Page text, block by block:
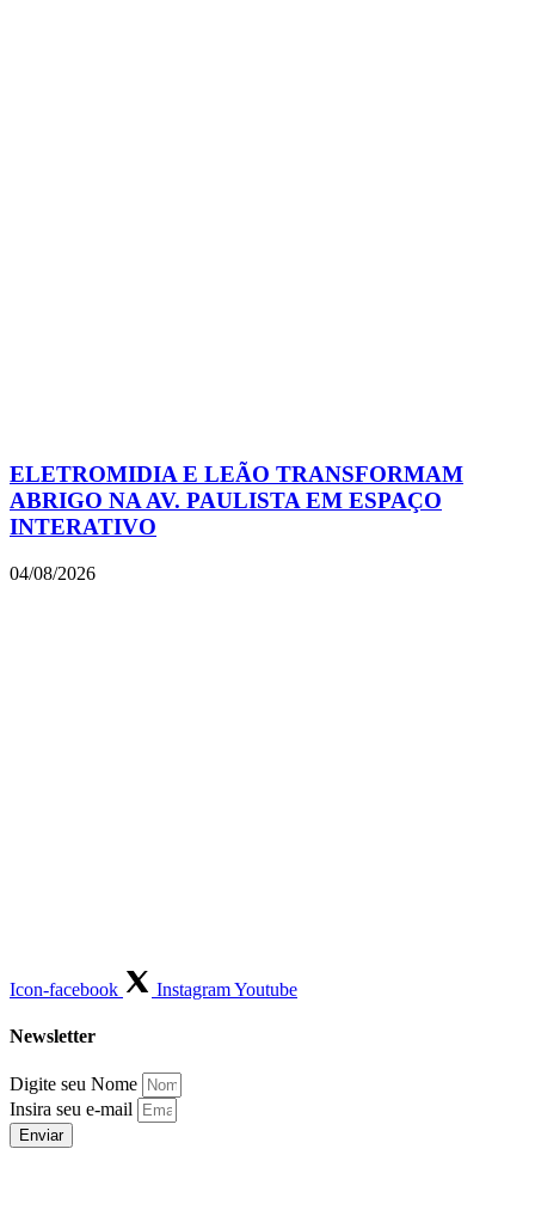
ELETROMIDIA E LEÃO TRANSFORMAM
ABRIGO NA AV. PAULISTA EM ESPAÇO
INTERATIVO
04/08/2026
Icon-facebook InstagramYoutube
Newsletter
Digite seu Nome
Insira seu e-mail
Enviar